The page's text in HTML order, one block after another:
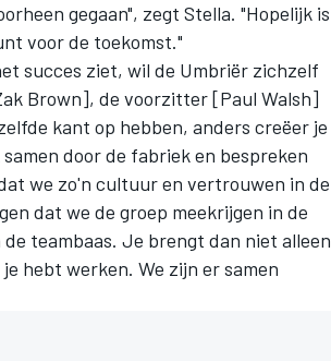
gegaan", zegt Stella. "Hopelijk is
voor de toekomst."
succes ziet, wil de Umbriër zichzelf
Brown], de voorzitter [Paul Walsh]
kant op hebben, anders creëer je
door de fabriek en bespreken
we zo'n cultuur en vertrouwen in de
dat we de groep meekrijgen in de
teambaas. Je brengt dan niet alleen
hebt werken. We zijn er samen